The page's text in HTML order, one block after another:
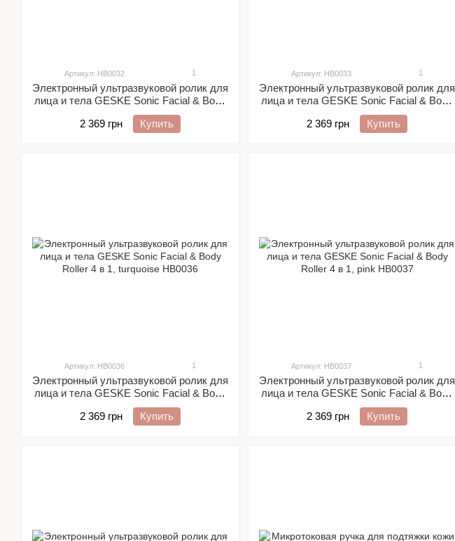
Артикул: HB0032 1
Электронный ультразвуковой ролик для
лица и тела GESKE Sonic Facial & Body
Roller 4 в 1, starlight
2 369 грн
Купить
Артикул: HB0033 1
Электронный ультразвуковой ролик для
лица и тела GESKE Sonic Facial & Body
Roller 4 в 1, midnight
2 369 грн
Купить
Артикул: HB0036 1
Электронный ультразвуковой ролик для
лица и тела GESKE Sonic Facial & Body
Roller 4 в 1, turquoise
2 369 грн
Купить
Артикул: HB0037 1
Электронный ультразвуковой ролик для
лица и тела GESKE Sonic Facial & Body
Roller 4 в 1, pink
2 369 грн
Купить